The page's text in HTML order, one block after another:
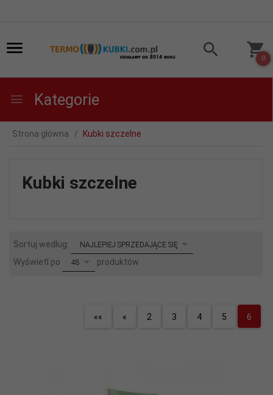
0
Kategorie
Strona główna Kubki szczelne
Kubki szczelne
Sortuj według: sortNAJLEPIEJ SPRZEDAJĄCE SIĘ
Wyświetl po pop48 produktów
«« « 2 3 4 5 6